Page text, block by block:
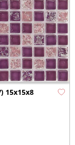
15x15x8